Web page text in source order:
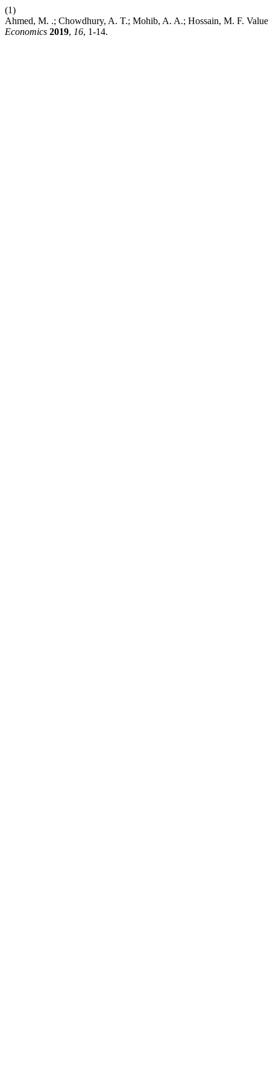
(1)
Ahmed, M. .; Chowdhury, A. T.; Mohib, A. A.; Hossain, M. F.
Economics 2019, 16, 1-14.